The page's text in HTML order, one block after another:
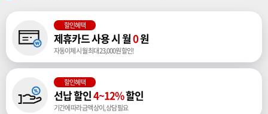
할인혜택
제휴카드 사용 시 월0원
자동이체 시 월 최대 23,000원 할인!
할인혜택
선납 할인4~12%할인
기간에 따라 금액 상이, 상담 필요